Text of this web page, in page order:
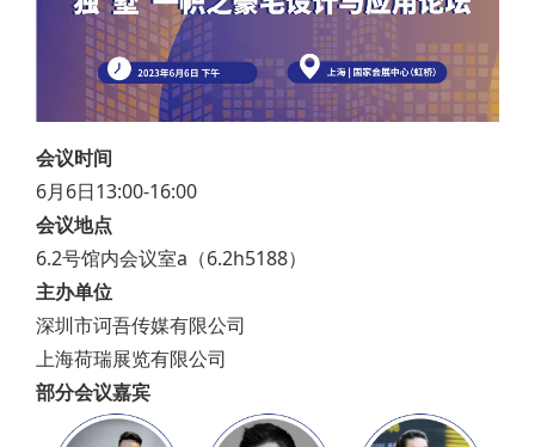
会议时间
6月6日13:00-16:00
会议地点
6.2号馆内会议室a（6.2h5188）
主办单位
深圳市诃吾传媒有限公司
上海荷瑞展览有限公司
部分会议嘉宾